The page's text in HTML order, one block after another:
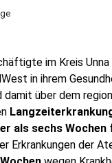
im Kreis
in ihrem
damit über dem
als sechs Wochen
Erkrankungen der